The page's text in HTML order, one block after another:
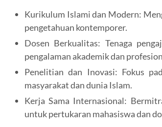
Kurikulum Islami dan Modern:
pengetahuan kontemporer.
Dosen Berkualitas: Tenaga
pengalaman akademik dan
Penelitian dan Inovasi: Fokus
masyarakat dan dunia Islam.
Kerja Sama Internasional:
untuk pertukaran mahasiswa dan